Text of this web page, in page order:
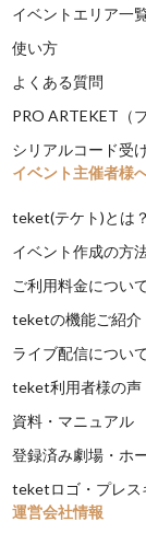
イベントエリア一
使い方
よくある質問
PRO ARTEKET（
シリアルコード受
イベント主催者様
teket(テケト)とは？
イベント作成の方
ご利用料金につい
teketの機能ご紹介
ライブ配信につい
teket利用者様の声
資料・マニュアル
登録済み劇場・ホ
teketロゴ・プレス
運営会社情報